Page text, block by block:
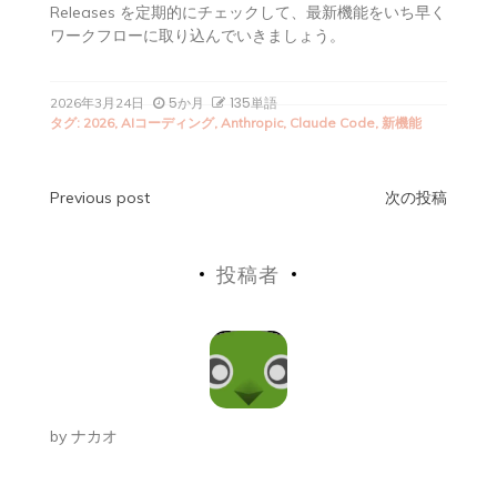
Releases を定期的にチェックして、最新機能をいち早く
ワークフローに取り込んでいきましょう。
2026年3月24日 5か月 135単語
タグ: 2026, AIコーディング, Anthropic, Claude Code, 新機能
投
シ
Previous post 次の投稿
投稿者
by ナカオ